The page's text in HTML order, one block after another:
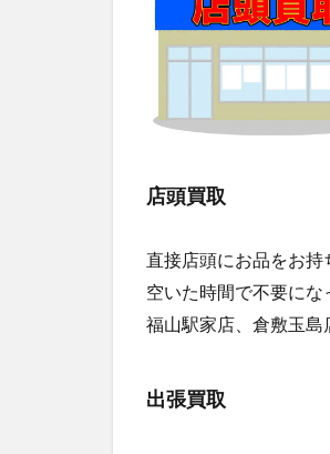
店頭買取
直接店頭にお品をお持
空いた時間で不要にな
福山駅家店、倉敷玉島
出張買取